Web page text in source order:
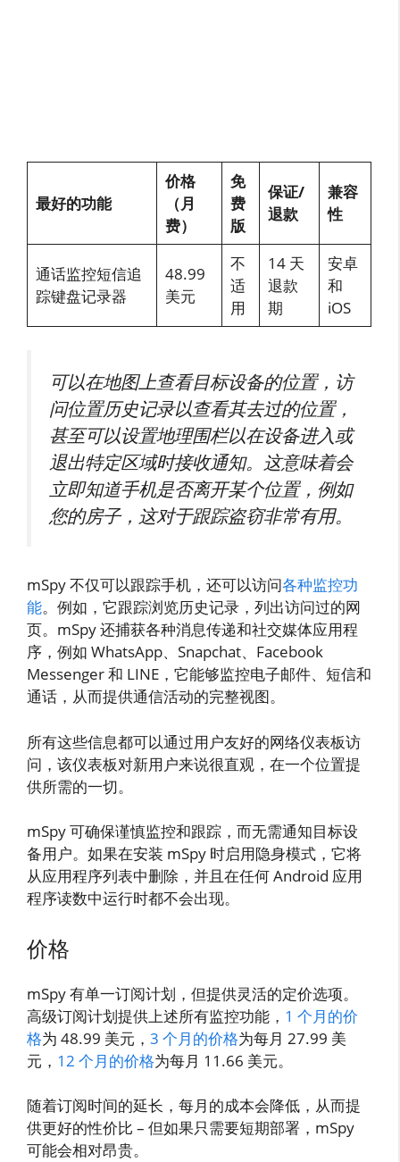
最好的功能
价格
（月
费）
免
费
版
保证/
退款
兼容
性
通话监控短信追
踪键盘记录器
48.99
美元
不
适
用
14 天
退款
期
安卓
和
iOS
可以在地图上查看目标设备的位置，访
问位置历史记录以查看其去过的位置，
甚至可以设置地理围栏以在设备进入或
退出特定区域时接收通知。这意味着会
立即知道手机是否离开某个位置，例如
您的房子，这对于跟踪盗窃非常有用。
mSpy 不仅可以跟踪手机，还可以访问各种监控功
能。例如，它跟踪浏览历史记录，列出访问过的网
页。mSpy 还捕获各种消息传递和社交媒体应用程
序，例如 WhatsApp、Snapchat、Facebook
Messenger 和 LINE，它能够监控电子邮件、短信和
通话，从而提供通信活动的完整视图。
所有这些信息都可以通过用户友好的网络仪表板访
问，该仪表板对新用户来说很直观，在一个位置提
供所需的一切。
mSpy 可确保谨慎监控和跟踪，而无需通知目标设
备用户。如果在安装 mSpy 时启用隐身模式，它将
从应用程序列表中删除，并且在任何 Android 应用
程序读数中运行时都不会出现。
价格
mSpy 有单一订阅计划，但提供灵活的定价选项。
高级订阅计划提供上述所有监控功能， 1 个月的价
格为 48.99 美元， 3 个月的价格为每月 27.99 美
元， 12 个月的价格为每月 11.66 美元。
随着订阅时间的延长，每月的成本会降低，从而提
供更好的性价比 – 但如果只需要短期部署，mSpy
可能会相对昂贵。